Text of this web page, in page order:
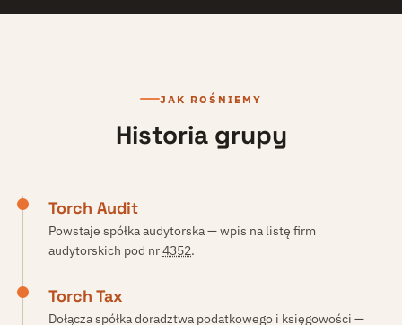
JAK ROŚNIEMY
Historia grupy
Torch Audit
Powstaje spółka audytorska — wpis na listę firm
audytorskich pod nr4352.
Torch Tax
Dołącza spółka doradztwa podatkowego i księgowości —